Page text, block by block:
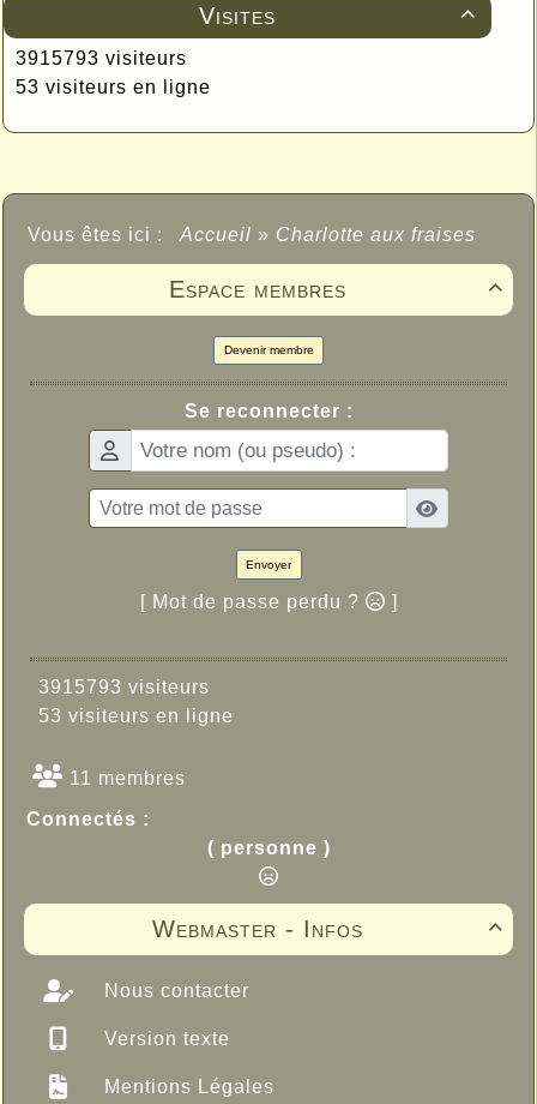

Visites
3915793 visiteurs
53 visiteurs en ligne
Vous êtes ici : Accueil » Charlotte aux fraises

Espace membres
Devenir membre
Se reconnecter :
Envoyer
[ Mot de passe perdu ? ]
3915793 visiteurs
53 visiteurs en ligne
11 membres
Connectés :
( personne )

Webmaster - Infos
Nous contacter
Version texte
Mentions Légales